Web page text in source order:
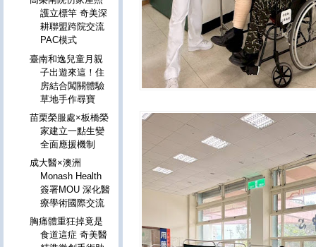
護立標竿 奇美深
耕聯盟跨院交流
PAC模式
臺南和逸兒童月親
子出遊來這！住
房結合闖關體驗
草地手作尋寶
苗栗榮服處×板橋榮
家建立一點生變
全面應援機制
成大醫×澳洲
Monash Health
簽署MOU 深化醫
療學術國際交流
胸痛體重狂掉竟是
食道這症 奇美醫